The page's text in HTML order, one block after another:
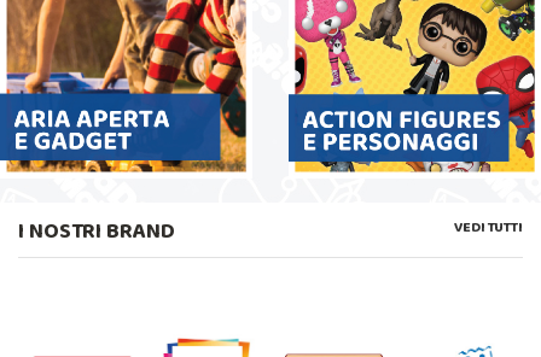
I NOSTRI BRAND VEDI TUTTI